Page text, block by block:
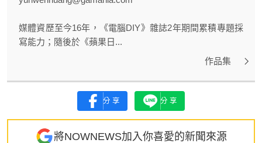
媒體資歷至今16年，《電腦DIY》雜誌2年期間累積專題採
寫能力；隨後於《蘋果日...
作品集
分享 分享
將NOWNEWS加入你喜愛的新聞來源